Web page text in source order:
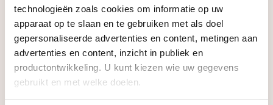
technologieën zoals cookies om informatie op uw
apparaat op te slaan en te gebruiken met als doel
gepersonaliseerde advertenties en content, metingen aan
advertenties en content, inzicht in publiek en
productontwikkeling. U kunt kiezen wie uw gegevens
gebruikt en met welke doelen.
Winacties
Olympische uitslagen
Van Jong tot Goud verhalen
Via een livestream van de NOS worden alle